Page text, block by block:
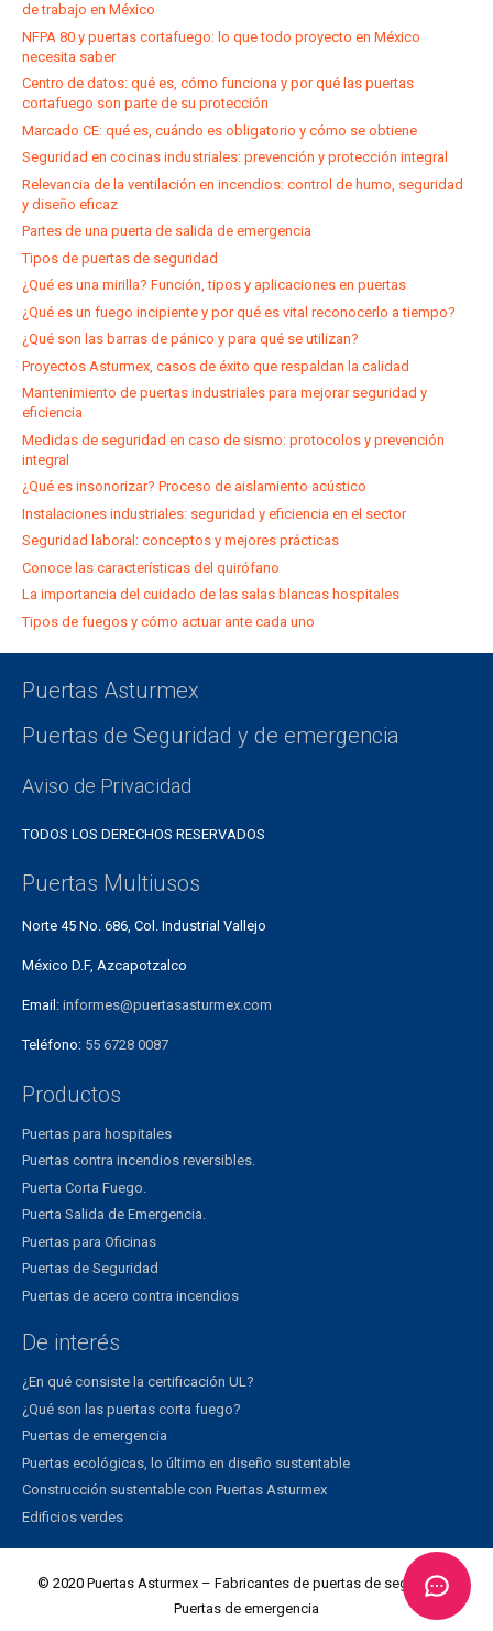
de trabajo en México
NFPA 80 y puertas cortafuego: lo que todo proyecto en México
necesita saber
Centro de datos: qué es, cómo funciona y por qué las puertas
cortafuego son parte de su protección
Marcado CE: qué es, cuándo es obligatorio y cómo se obtiene
Seguridad en cocinas industriales: prevención y protección integral
Relevancia de la ventilación en incendios: control de humo, seguridad
y diseño eficaz
Partes de una puerta de salida de emergencia
Tipos de puertas de seguridad
¿Qué es una mirilla? Función, tipos y aplicaciones en puertas
¿Qué es un fuego incipiente y por qué es vital reconocerlo a tiempo?
¿Qué son las barras de pánico y para qué se utilizan?
Proyectos Asturmex, casos de éxito que respaldan la calidad
Mantenimiento de puertas industriales para mejorar seguridad y
eficiencia
Medidas de seguridad en caso de sismo: protocolos y prevención
integral
¿Qué es insonorizar? Proceso de aislamiento acústico
Instalaciones industriales: seguridad y eficiencia en el sector
Seguridad laboral: conceptos y mejores prácticas
Conoce las características del quirófano
La importancia del cuidado de las salas blancas hospitales
Tipos de fuegos y cómo actuar ante cada uno
Puertas Asturmex
Puertas de Seguridad y de emergencia
Aviso de Privacidad
TODOS LOS DERECHOS RESERVADOS
Puertas Multiusos
Norte 45 No. 686, Col. Industrial Vallejo
México D.F, Azcapotzalco
Email: informes@puertasasturmex.com
Teléfono: 55 6728 0087
Productos
Puertas para hospitales
Puertas contra incendios reversibles.
Puerta Corta Fuego.
Puerta Salida de Emergencia.
Puertas para Oficinas
Puertas de Seguridad
Puertas de acero contra incendios
De interés
¿En qué consiste la certificación UL?
¿Qué son las puertas corta fuego?
Puertas de emergencia
Puertas ecológicas, lo último en diseño sustentable
Construcción sustentable con Puertas Asturmex
Edificios verdes
© 2020 Puertas Asturmex – Fabricantes de puertas de seguridad
Puertas de emergencia